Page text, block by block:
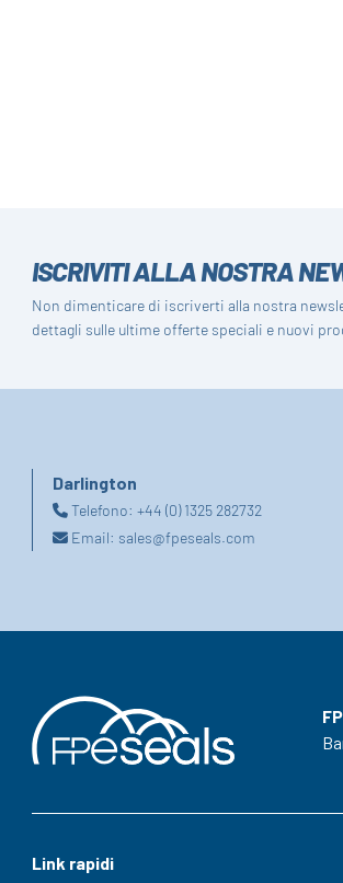
ISCRIVITI ALLA NOSTRA
Non dimenticare di iscriverti alla nostra
dettagli sulle ultime offerte speciali e nuovi
Darlington
Telefono:+44 (0) 1325 282732
Email: sales@fpeseals.com
Link rapidi